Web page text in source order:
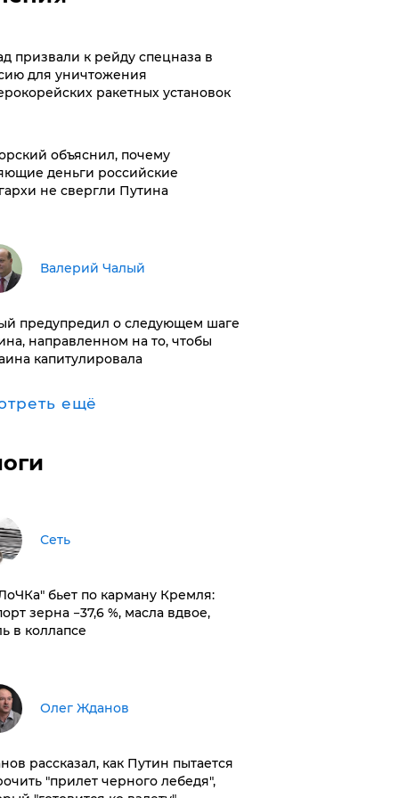
призвали к рейду спецназа в
для уничтожения
ракетных установок
объяснил, почему
деньги российские
не свергли Путина
Валерий Чалый
предупредил о следующем шаге
направленном на то, чтобы
капитулировала
ещё
Сеть
бьет по карману Кремля:
зерна −37,6 %, масла вдвое,
в коллапсе
Олег Жданов
рассказал, как Путин пытается
"прилет черного лебедя",